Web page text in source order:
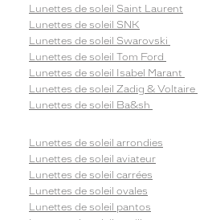
Lunettes de soleil Saint Laurent
Lunettes de soleil SNK
Lunettes de soleil Swarovski
Lunettes de soleil Tom Ford
Lunettes de soleil Isabel Marant
Lunettes de soleil Zadig & Voltaire
Lunettes de soleil Ba&sh
Lunettes de soleil arrondies
Lunettes de soleil aviateur
Lunettes de soleil carrées
Lunettes de soleil ovales
Lunettes de soleil pantos